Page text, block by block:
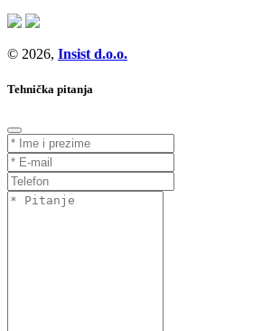
© 2026, Insist d.o.o.
Tehnička pitanja